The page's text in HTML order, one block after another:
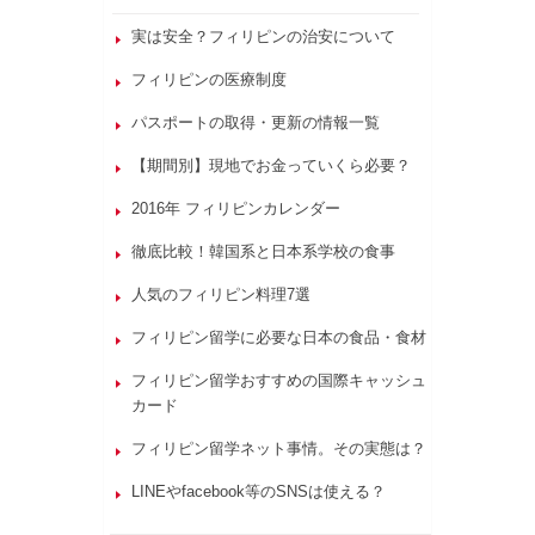
実は安全？フィリピンの治安について
フィリピンの医療制度
パスポートの取得・更新の情報一覧
【期間別】現地でお金っていくら必要？
2016年 フィリピンカレンダー
徹底比較！韓国系と日本系学校の食事
人気のフィリピン料理7選
フィリピン留学に必要な日本の食品・食材
フィリピン留学おすすめの国際キャッシュ
カード
フィリピン留学ネット事情。その実態は？
LINEやfacebook等のSNSは使える？